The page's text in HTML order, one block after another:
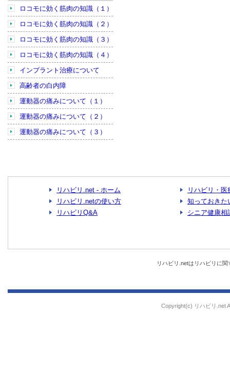
ロコモに効く筋肉の知識（１）
ロコモに効く筋肉の知識（２）
ロコモに効く筋肉の知識（３）
ロコモに効く筋肉の知識（４）
インプラント治療について
高齢者の白内障
運動器の痛みについて（１）
運動器の痛みについて（２）
運動器の痛みについて（３）
リハビリ.net - ホーム
リハビリ.netの使い方
リハビリQ&A
リハビリ・医
知っておきた
シニア健康相
リハビリ.netはリハビリに
Copyright(c) リハビリ.net